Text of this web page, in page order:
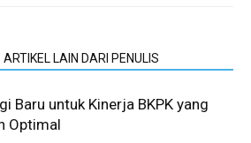
ARTIKEL LAIN DARI PENULIS
Baru untuk Kinerja BKPK yang
Optimal